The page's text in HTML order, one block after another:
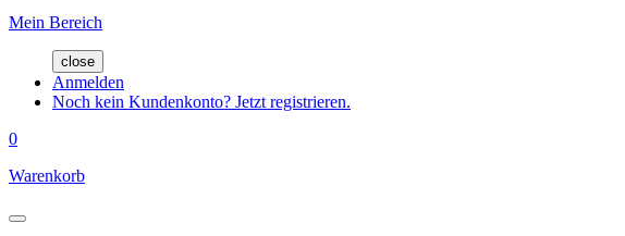
Mein Bereich
close
Anmelden
Noch kein Kundenkonto? Jetzt registrieren.
0
Warenkorb